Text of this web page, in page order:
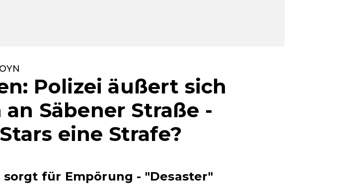
Polizei äußert sich
Säbener Straße -
eine Strafe?
sorgt für Empörung - "Desaster"